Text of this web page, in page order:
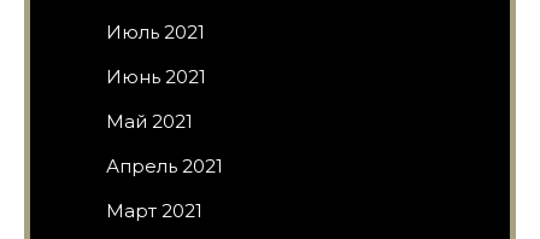
Июль 2021
Июнь 2021
Май 2021
Апрель 2021
Март 2021